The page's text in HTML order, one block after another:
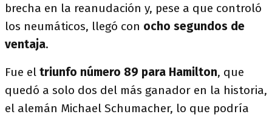
brecha en la reanudación y, pese a que controló
los neumáticos, llegó con ocho segundos de
ventaja.
Fue el triunfo número 89 para Hamilton, que
quedó a solo dos del más ganador en la historia,
el alemán Michael Schumacher, lo que podría